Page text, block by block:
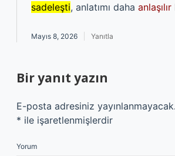
sadeleşti, anlatımı daha anlaşılır
Mayıs 8, 2026 Yanıtla
Bir yanıt yazın
E-posta adresiniz yayınlanmayacak.
* ile işaretlenmişlerdir
Yorum